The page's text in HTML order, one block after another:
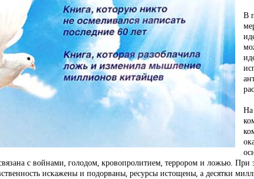
В
На
с войнами, голодом, кровопролитием, террором и ложью.
искажены и подорваны, ресурсы истощены, а десятки